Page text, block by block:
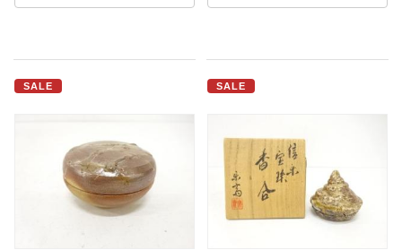
SALE SALE